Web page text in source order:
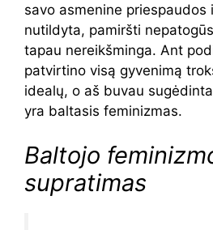
savo asmenine priespaudos
nutildyta, pamiršti
tapau nereikšminga. Ant
patvirtino visą gyvenimą
idealų, o aš buvau
yra baltasis feminizmas.
Baltojo
supratimas